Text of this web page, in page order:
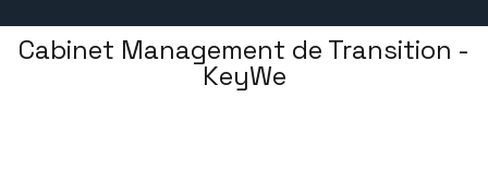
Cabinet Management de Transition -
KeyWe